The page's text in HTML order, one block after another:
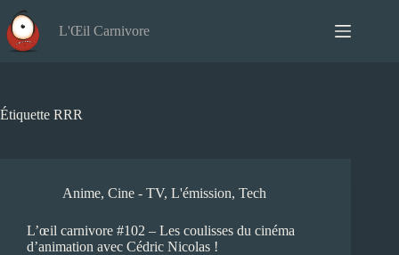
au
contenu
L'Œil Carnivore
Étiquette RRR
Anime, Cine - TV, L'émission, Tech
L’œil carnivore #102 – Les coulisses du cinéma
d’animation avec Cédric Nicolas !